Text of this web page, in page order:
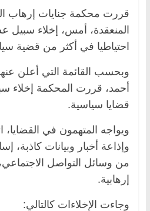
قررت محكمة جنايات إرهاب
المنعقدة، أمس، إخلاء سبيل
احتياطيا في أكثر من قضية
وبحسب القائمة التي أعلن
قضايا سياسية.
ويواجه المتهمون في القضايا،
وإذاعة أخبار وبيانات كاذبة،
من وسائل التواصل
إرهابية.
وجاءت الإخلاءات كالتالي: